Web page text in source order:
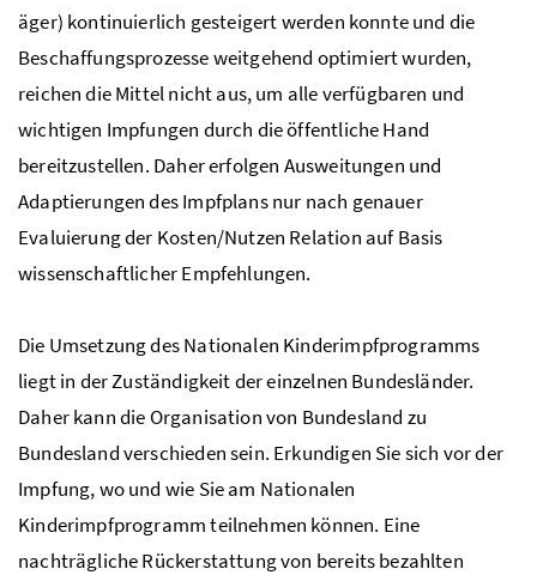
äger) kontinuierlich gesteigert werden konnte und die
Beschaffungsprozesse weitgehend optimiert wurden,
reichen die Mittel nicht aus, um alle verfügbaren und
wichtigen Impfungen durch die öffentliche Hand
bereitzustellen. Daher erfolgen Ausweitungen und
Adaptierungen des Impfplans nur nach genauer
Evaluierung der Kosten/Nutzen Relation auf Basis
wissenschaftlicher Empfehlungen.
Die Umsetzung des Nationalen Kinderimpfprogramms
liegt in der Zuständigkeit der einzelnen Bundesländer.
Daher kann die Organisation von Bundesland zu
Bundesland verschieden sein. Erkundigen Sie sich vor der
Impfung, wo und wie Sie am Nationalen
Kinderimpfprogramm teilnehmen können. Eine
nachträgliche Rückerstattung von bereits bezahlten